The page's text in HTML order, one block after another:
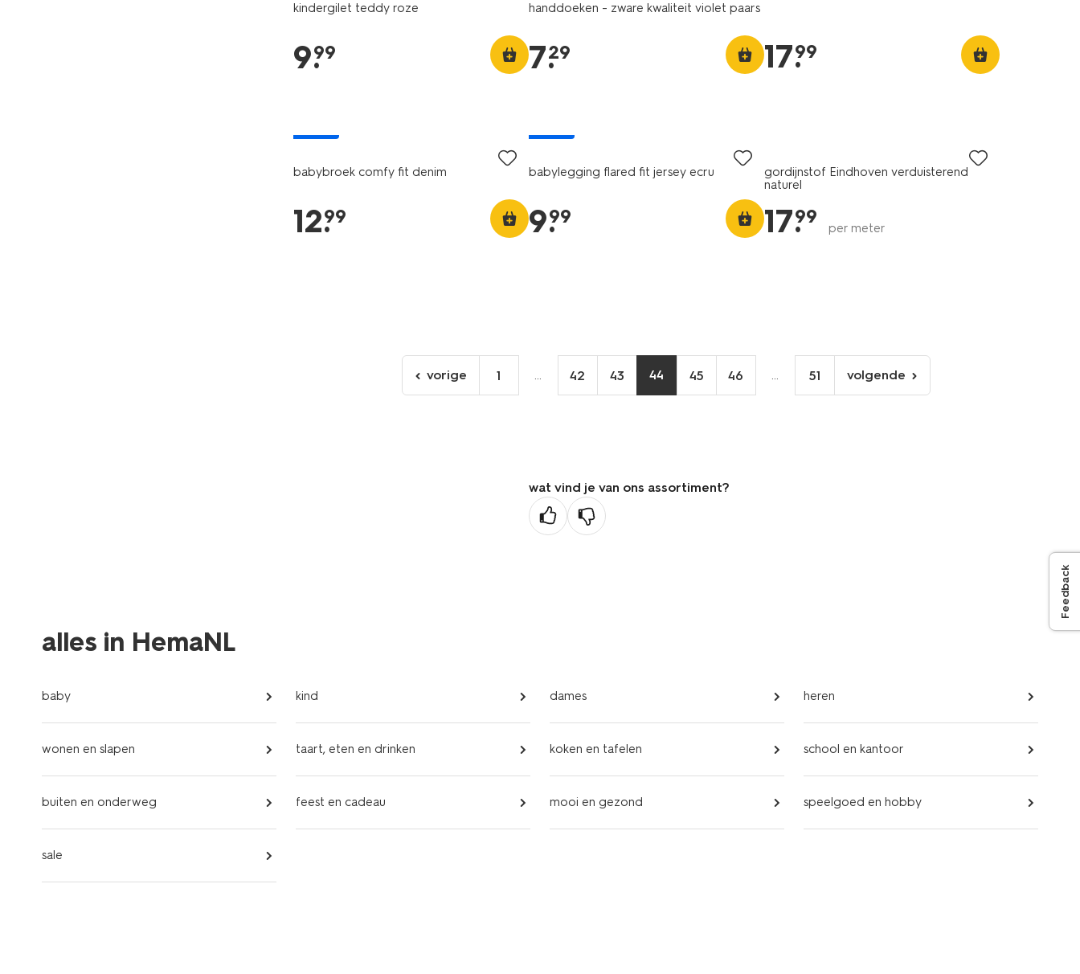
kindergilet teddy roze
9.
99
handdoeken - zware kwaliteit violet paars
7.
29 17.
99
babybroek comfy fit denim
12.
99
babylegging flared fit jersey ecru
9.
99
gordijnstof Eindhoven verduisterend
naturel
17.
99
per meter
ga
naar
vorige 1 ... 42 43 44 45 46 ... 51
volgende
pagina
volgende
wat vind je van ons assortiment?
Feedback
alles in HemaNL
baby kind dames heren
wonen en slapen taart, eten en drinken koken en tafelen school en kantoor
buiten en onderweg feest en cadeau mooi en gezond speelgoed en hobby
sale